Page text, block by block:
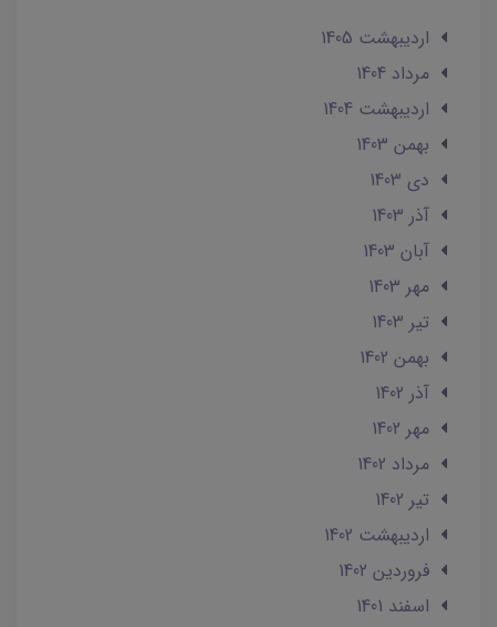
ارديبهشت 1405
مرداد 1404
ارديبهشت 1404
بهمن 1403
دی 1403
آذر 1403
آبان 1403
مهر 1403
تير 1403
بهمن 1402
آذر 1402
مهر 1402
مرداد 1402
تير 1402
ارديبهشت 1402
فروردین 1402
اسفند 1401